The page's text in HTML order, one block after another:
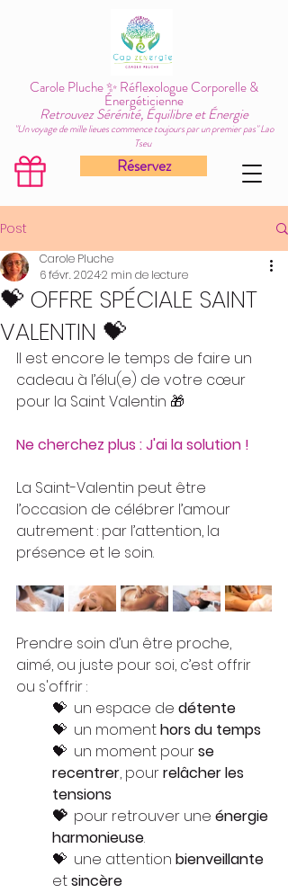
Carole Pluche ✨ Réflexologue Corporelle &
Énergéticienne
Retrouvez Sérénité, Équilibre et Énergie
"Un voyage de mille lieues commence toujours par un premier pas" Lao
Tseu
Réservez
Post
💝 OFFRE SPÉCIALE SAINT
VALENTIN 💝
Carole Pluche
6 févr. 20242 min de lecture
Il est encore le temps de faire un
cadeau à l’élu(e) de votre cœur
pour la Saint Valentin 🎁
Ne cherchez plus : J'ai la solution !
La Saint-Valentin peut être
l’occasion de célébrer l’amour
autrement : par l’attention, la
présence et le soin.
Prendre soin d’un être proche,
aimé, ou juste pour soi, c’est offrir
ou s'offrir :
💝 un espace de détente
💝 un moment hors du temps
💝 un moment pour se
recentrer, pour relâcher les
tensions
💝 pour retrouver une énergie
harmonieuse.
💝 une attention bienveillante
et sincère